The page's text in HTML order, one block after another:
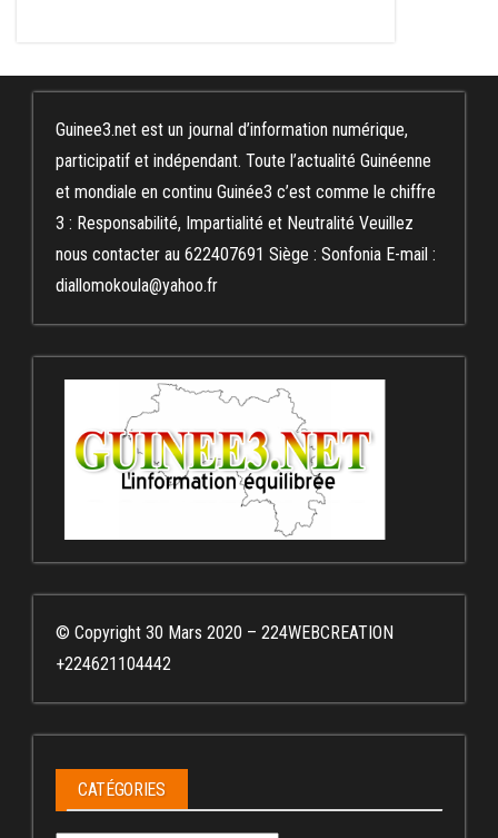
Guinee3.net est un journal d’information numérique,
participatif et indépendant. Toute l’actualité Guinéenne
et mondiale en continu Guinée3 c’est comme le chiffre
3 : Responsabilité, Impartialité et Neutralité Veuillez
nous contacter au 622407691 Siège : Sonfonia E-mail :
diallomokoula@yahoo.fr
© Copyright 30 Mars 2020 – 224WEBCREATION
+224621104442
CATÉGORIES